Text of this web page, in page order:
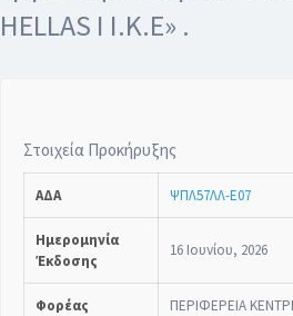
HELLAS I Ι.Κ.Ε» .
Στοιχεία Προκήρυξης
ΑΔΑ ΨΠΛ57ΛΛ-Ε07
Ημερομηνία
Έκδοσης
16 Ιουνίου, 2026
Φορέας ΠΕΡΙΦΕΡΕΙΑ